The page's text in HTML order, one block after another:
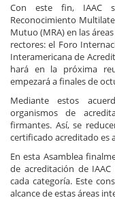
Con este fin, IAAC
Reconocimiento
Mutuo (MRA) en las
rectores: el Foro
Interamericana de
hará en la próxima
empezará a finales de
Mediante estos
organismos de
firmantes. Así, se
certificado acreditado es
En esta Asamblea
de acreditación de
cada categoría. Este
alcance de estas áreas